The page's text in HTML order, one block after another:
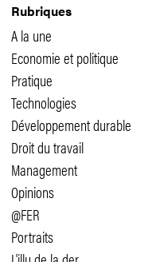
Rubriques
A la une
Economie et politique
Pratique
Technologies
Développement durable
Droit du travail
Management
Opinions
@FER
Portraits